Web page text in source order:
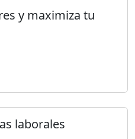
y maximiza tu
laborales